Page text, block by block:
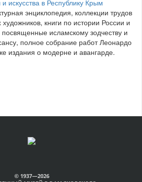
и искусства в Республику Крым
энциклопедия, коллекции трудов
художников, книги по истории России и
исламскому зодчеству и
полное собрание работ Леонардо
издания о модерне и авангарде.
© 1937—2026